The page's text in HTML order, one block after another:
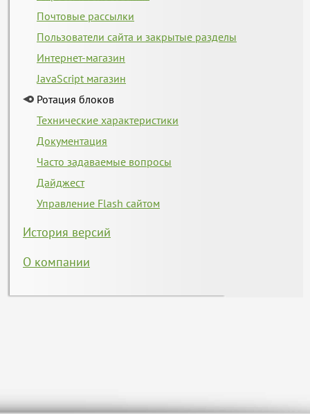
Почтовые рассылки
Пользователи сайта и закрытые разделы
Интернет-магазин
JavaScript магазин
Ротация блоков
Технические характеристики
Документация
Часто задаваемые вопросы
Дайджест
Управление Flash сайтом
История версий
О компании